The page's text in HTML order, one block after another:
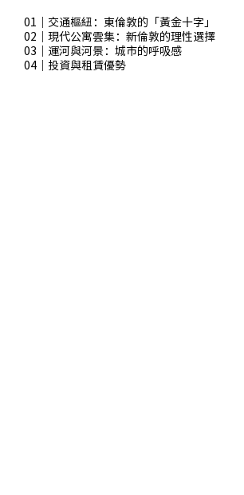
01｜交通樞紐：東倫敦的「黃金十字」
02｜現代公寓雲集：新倫敦的理性選擇
03｜運河與河景：城市的呼吸感
04｜投資與租賃優勢